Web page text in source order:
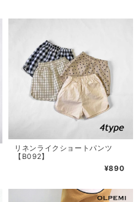
リネンライクショートパンツ
【B092】
¥890